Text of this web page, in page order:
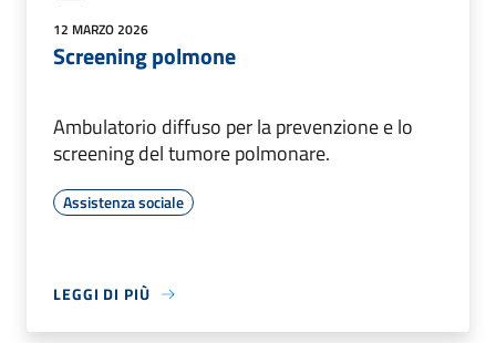
12 MARZO 2026
Screening polmone
Ambulatorio diffuso per la prevenzione e lo
screening del tumore polmonare.
Assistenza sociale
LEGGI DI PIÙ